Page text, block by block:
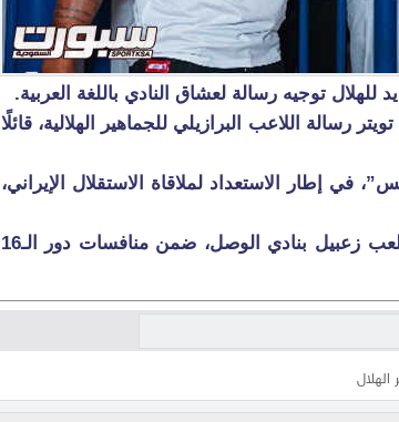
للهلال توجيه رسالة لعشاق النادي باللغة العربية.
رسالة اللاعب البرازيلي للجماهير الهلالية، قائلًا
في إطار الاستعداد لملاقاة الاستقلال الإيراني،
ويلتقي الهلال بنظيره الاستقلال على ملعب زعبيل بنادي الوصل، ضمن منافسات دور الـ16
الهلال